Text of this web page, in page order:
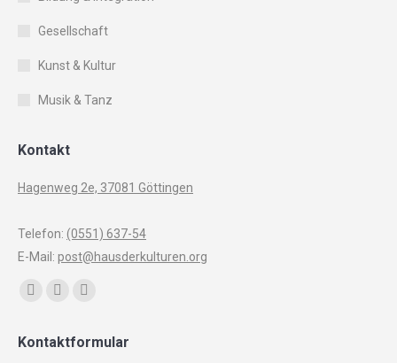
Gesellschaft
Kunst & Kultur
Musik & Tanz
Kontakt
Hagenweg 2e, 37081 Göttingen
Telefon: (0551) 637-54
E-Mail: post@hausderkulturen.org
Finden Sie uns auf:
opensopensopens
Kontaktformular